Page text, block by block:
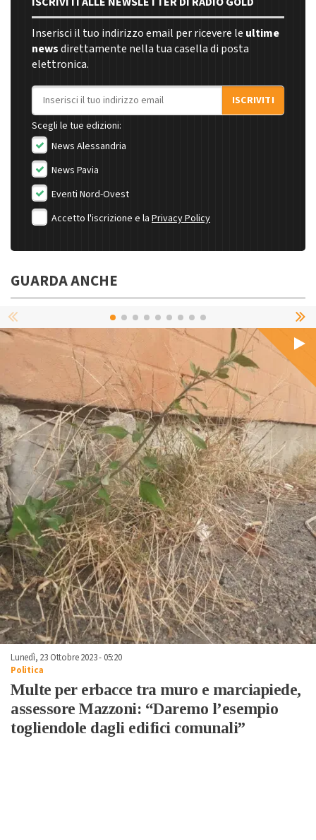
Inserisci il tuo indirizzo email per ricevere le ultime
newsdirettamente nella tua casella di posta
elettronica.
Indirizzo email
ISCRIVITI
Scegli le tue edizioni:
News Alessandria
News Pavia
Eventi Nord-Ovest
Accetto l'iscrizione e la Privacy Policy
GUARDA ANCHE
Lunedì, 23 Ottobre 2023 - 05:20
Politica
Multe per erbacce tra muro e marciapiede,
assessore Mazzoni: “Daremo l’esempio
togliendole dagli edifici comunali”